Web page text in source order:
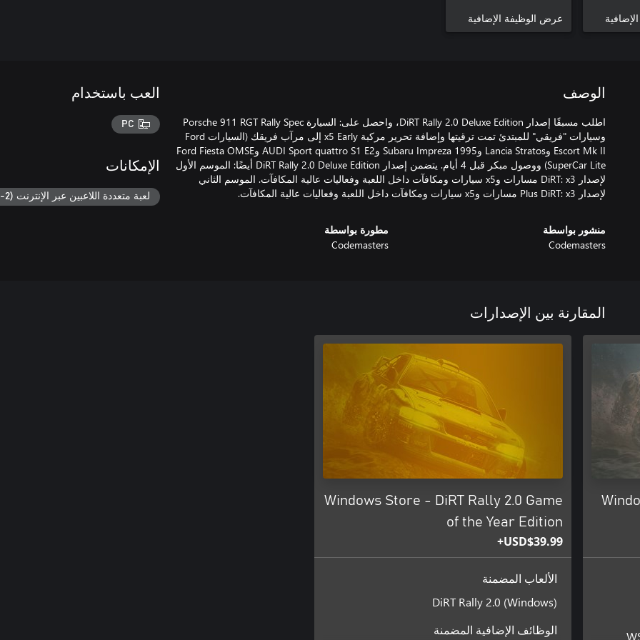
عرض الوظيفة الإضافية
الوصف
اطلب مسبقًا إصدار DiRT Rally 2.0 Deluxe Edition، واحصل على: السيارة Porsche 911 RGT Rally Spec
وسيارات "فريقي" للمبتدئ تمت ترقيتها وإضافة تحرير مركبة x5 Early إلى مرآب فريقك (السيارات Ford
Escort Mk II وLancia Stratos وSubaru Impreza 1995 وAUDI Sport quattro S1 E2 وFord Fiesta OMSE
SuperCar Lite) ووصول مبكر قبل 4 أيام. يتضمن إصدار DiRT Rally 2.0 Deluxe Edition أيضًا: الموسم الأول
لإصدار DiRT: x3 مسارات وx5 سيارات ومكافآت داخل اللعبة وفعاليات عالية المكافآت. الموسم الثاني
لإصدار Plus DiRT: x3 مسارات وx5 سيارات ومكافآت داخل اللعبة وفعاليات عالية المكافآت.
منشور بواسطة
Codemasters
مطورة بواسطة
Codemasters
العب باستخدام
PC
الإمكانات
لعبة متعددة اللاعبين عبر الإنترنت (2-8)
المقارنة بين الإصدارات
Windows Store - DiRT Rally 2.0 Game
of the Year Edition
USD$39.99+
الألعاب المضمنة
DiRT Rally 2.0 (Windows)
الوظائف الإضافية المضمنة